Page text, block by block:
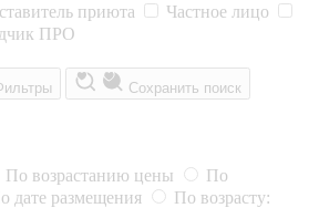
приюта
Частное лицо
ПРО
Сохранить поиск
По возрастанию цены
По
дате размещения
По возрасту: